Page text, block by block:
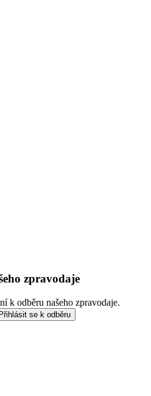
zpravodaje
k odběru našeho zpravodaje.
se k odběru